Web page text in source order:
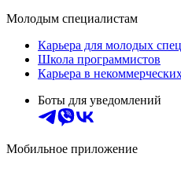
Молодым специалистам
Карьера для молодых
Школа программистов
Карьера в
Боты для уведомлений
Мобильное приложение